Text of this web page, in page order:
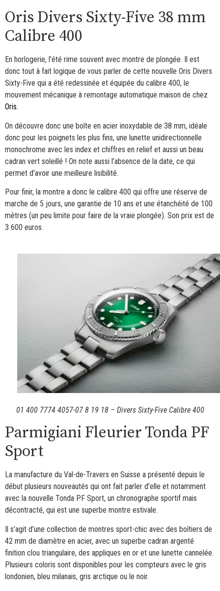
Oris Divers Sixty-Five 38 mm
Calibre 400
En horlogerie, l’été rime souvent avec montre de plongée. Il est
donc tout à fait logique de vous parler de cette nouvelle Oris Divers
Sixty-Five qui a été redessinée et équipée du calibre 400, le
mouvement mécanique à remontage automatique maison de chez
Oris.
On découvre donc une boîte en acier inoxydable de 38 mm, idéale
donc pour les poignets les plus fins, une lunette unidirectionnelle
monochrome avec les index et chiffres en relief et aussi un beau
cadran vert soleillé ! On note aussi l’absence de la date, ce qui
permet d’avoir une meilleure lisibilité.
Pour finir, la montre a donc le calibre 400 qui offre une réserve de
marche de 5 jours, une garantie de 10 ans et une étanchéité de 100
mètres (un peu limite pour faire de la vraie plongée). Son prix est de
3 600 euros.
01 400 7774 4057-07 8 19 18 – Divers Sixty-Five Calibre 400
Parmigiani Fleurier Tonda PF
Sport
La manufacture du Val-de-Travers en Suisse a présenté depuis le
début plusieurs nouveautés qui ont fait parler d’elle et notamment
avec la nouvelle Tonda PF Sport, un chronographe sportif mais
décontracté, qui est une superbe montre estivale.
Il s’agit d’une collection de montres sport-chic avec des boîtiers de
42 mm de diamètre en acier, avec un superbe cadran argenté
finition clou triangulaire, des appliques en or et une lunette cannelée.
Plusieurs coloris sont disponibles pour les compteurs avec le gris
londonien, bleu milanais, gris arctique ou le noir.